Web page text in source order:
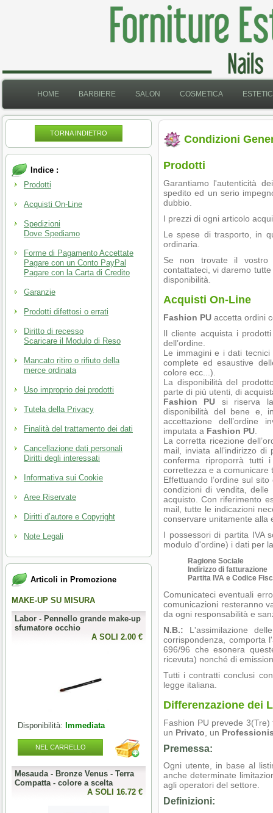
HOME BARBIERE SALON COSMETICA
TORNA INDIETRO
Indice :
Prodotti
Acquisti On-Line
Spedizioni
Dove Spediamo
Forme di Pagamento Accettate
Pagare con un Conto PayPal
Pagare con la Carta di Credito
Garanzie
Prodotti difettosi o errati
Diritto di recesso
Scaricare il Modulo di Reso
Mancato ritiro o rifiuto della
merce ordinata
Uso improprio dei prodotti
Tutela della Privacy
Finalità del trattamento dei dati
Cancellazione dati personali
Diritti degli interessati
Informativa sui Cookie
Aree Riservate
Diritti d’autore e Copyright
Note Legali
Articoli in Promozione
MAKE-UP SU MISURA
Labor - Pennello grande make-up
sfumatore occhio
A SOLI 2.00 €
Disponibilità: Immediata
NEL CARRELLO
Mesauda - Bronze Venus - Terra
Compatta - colore a scelta
A SOLI 16.72 €
PERFECT NAILS
Mesauda - MNP Crumpled Foil -
Foil metallici per nail art
A SOLI 3.28
Disponibilità:Immediata
NEL CARRELLO
Mesauda - MNP One Phase
Builder Gel 50g - colore a scelta
Condizioni
Prodotti
Garantiamo l'autenticità
spedito ed un serio
dubbio.
I prezzi di ogni articolo
Le spese di trasporto, in
ordinaria.
Se non trovate il vostro
contattateci, vi daremo
disponibilità.
Acquisti On-Line
Fashion PU accetta ordini
Il cliente acquista i
dell’ordine.
Le immagini e i dati
complete ed esaustive
colore ecc...).
La disponibilità del
parte di più utenti, di
Fashion PU si riserva
disponibilità del bene e,
accettazione dell’ordine
imputata a Fashion PU
La corretta ricezione
mail, inviata all’indirizzo
conferma riproporrà tutti
correttezza e a comunicare
Effettuando l’ordine sul
condizioni di vendita,
acquisto. Con riferimento
mail, tutte le indicazioni
conservare unitamente alla
I possessori di partita IVA
modulo d'ordine) i dati per
Ragione Sociale
Indirizzo di fatturazione
Partita IVA e Codice
Comunicateci eventuali
comunicazioni resteranno
da ogni responsabilità e
N.B.: L'assimilazione
corrispondenza, comporta
696/96 che esonera
ricevuta) nonché di
Tutti i contratti conclusi
legge italiana.
Differenzazione dei
Fashion PU prevede
un Privato , un
Premessa:
Ogni utente, in base al
anche determinate
agli operatori del settore.
Definizioni: